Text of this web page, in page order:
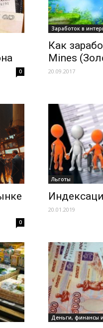
0
Заработок в
Как
Mines
20.09.2017
0
Льготы
20.01.2019
Деньги, финансы